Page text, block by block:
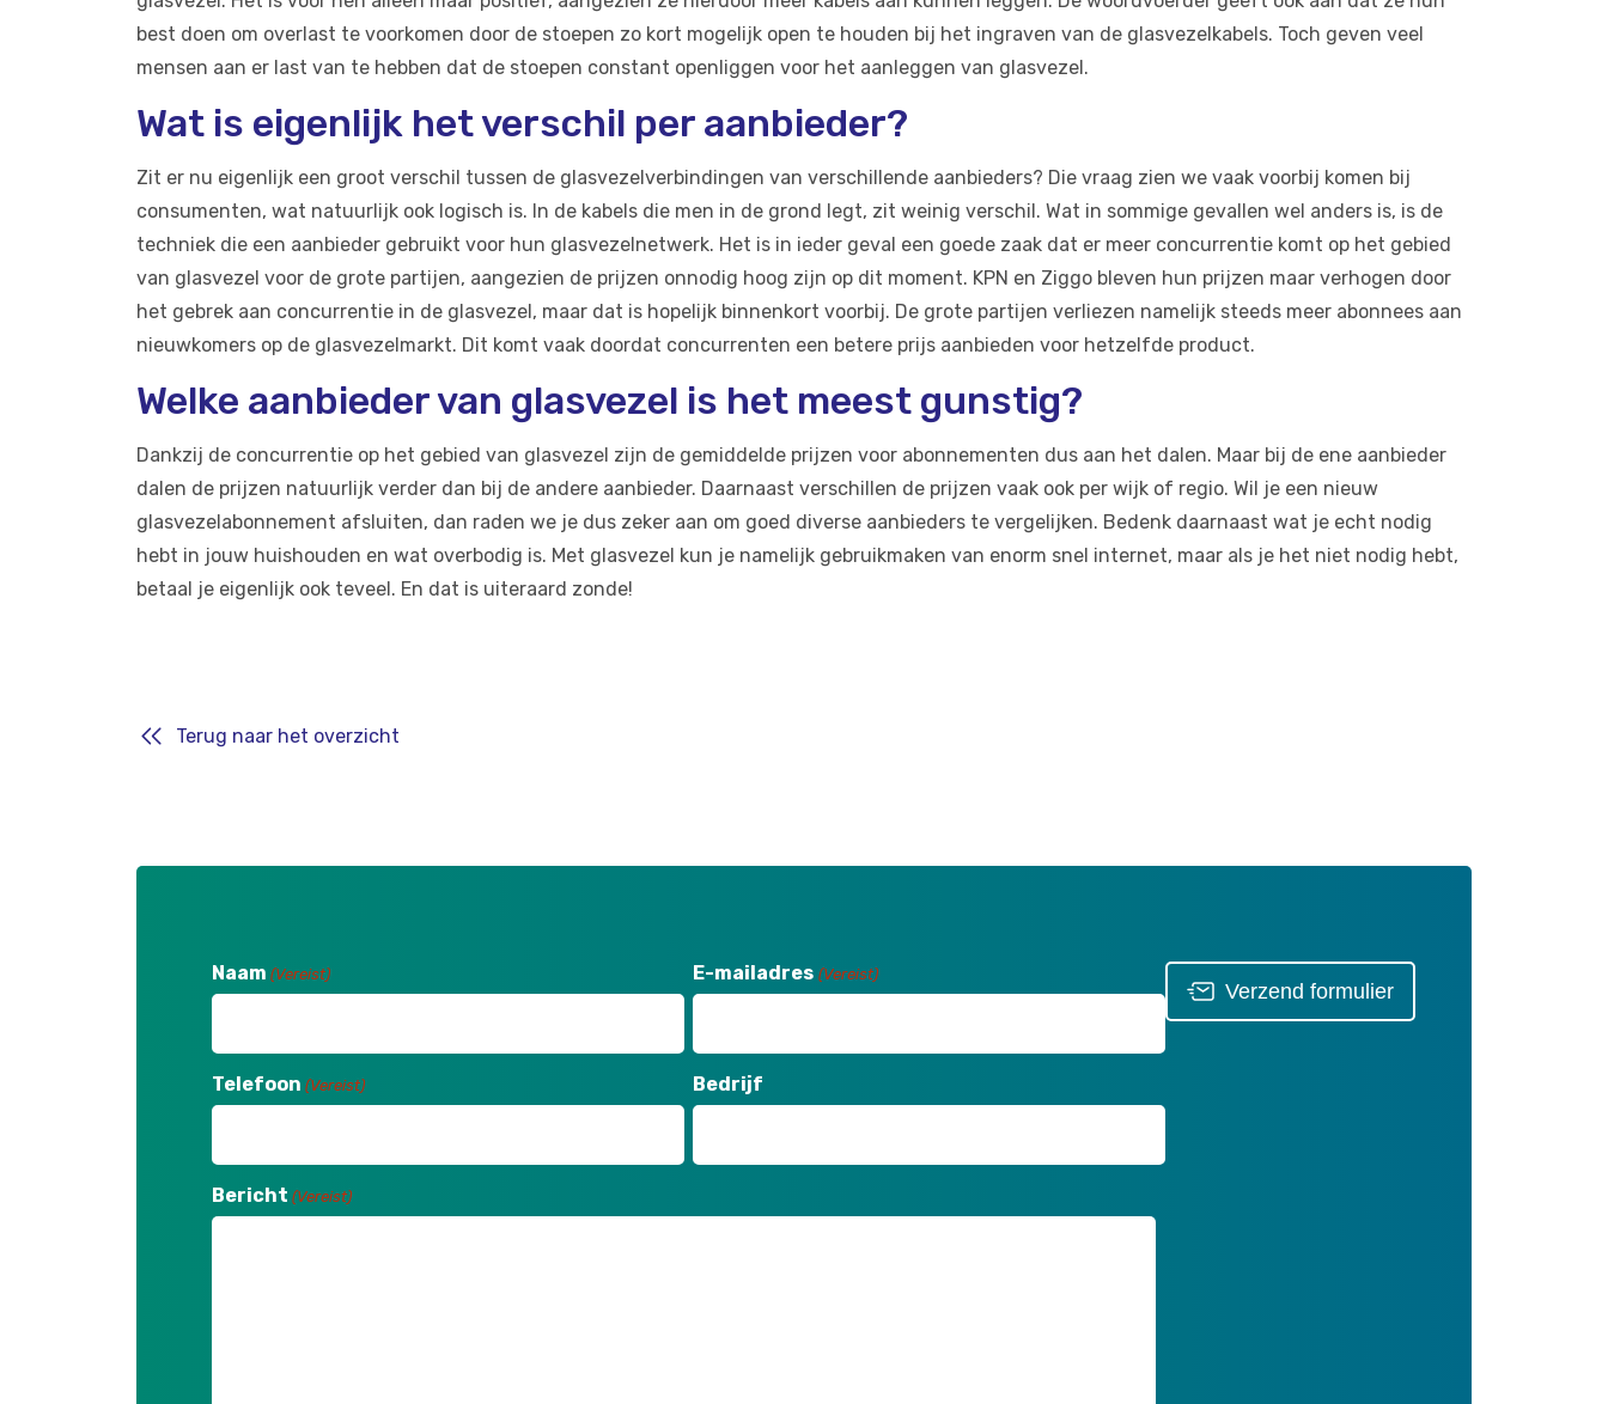
best doen om overlast te voorkomen door de stoepen zo kort mogelijk open te houden bij het ingraven van de glasvezelkabels. Toch geven veel
mensen aan er last van te hebben dat de stoepen constant openliggen voor het aanleggen van glasvezel.
Wat is eigenlijk het verschil per aanbieder?
Zit er nu eigenlijk een groot verschil tussen de glasvezelverbindingen van verschillende aanbieders? Die vraag zien we vaak voorbij komen bij
consumenten, wat natuurlijk ook logisch is. In de kabels die men in de grond legt, zit weinig verschil. Wat in sommige gevallen wel anders is, is de
techniek die een aanbieder gebruikt voor hun glasvezelnetwerk. Het is in ieder geval een goede zaak dat er meer concurrentie komt op het gebied
van glasvezel voor de grote partijen, aangezien de prijzen onnodig hoog zijn op dit moment. KPN en Ziggo bleven hun prijzen maar verhogen door
het gebrek aan concurrentie in de glasvezel, maar dat is hopelijk binnenkort voorbij. De grote partijen verliezen namelijk steeds meer abonnees aan
nieuwkomers op de glasvezelmarkt. Dit komt vaak doordat concurrenten een betere prijs aanbieden voor hetzelfde product.
Welke aanbieder van glasvezel is het meest gunstig?
Dankzij de concurrentie op het gebied van glasvezel zijn de gemiddelde prijzen voor abonnementen dus aan het dalen. Maar bij de ene aanbieder
dalen de prijzen natuurlijk verder dan bij de andere aanbieder. Daarnaast verschillen de prijzen vaak ook per wijk of regio. Wil je een nieuw
glasvezelabonnement afsluiten, dan raden we je dus zeker aan om goed diverse aanbieders te vergelijken. Bedenk daarnaast wat je echt nodig
hebt in jouw huishouden en wat overbodig is. Met glasvezel kun je namelijk gebruikmaken van enorm snel internet, maar als je het niet nodig hebt,
betaal je eigenlijk ook teveel. En dat is uiteraard zonde!
Terug naar het overzicht
Naam (Vereist) E-mailadres (Vereist)
Telefoon (Vereist) Bedrijf
Bericht (Vereist)
Verzend formulier